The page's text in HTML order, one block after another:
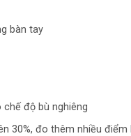
bàn tay
chế độ bù nghiêng
30%, đo thêm nhiều điểm